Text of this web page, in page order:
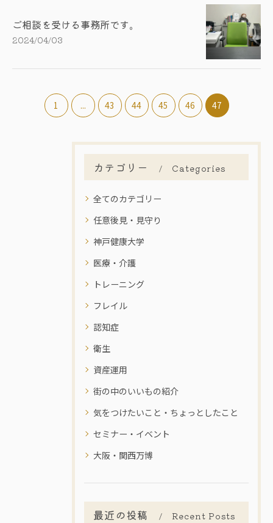
ご相談を受ける事務所です。
2024/04/03
1 ... 43 44 45 46 47
カテゴリー Categories
全てのカテゴリー
任意後見・見守り
神戸健康大学
医療・介護
トレーニング
フレイル
認知症
衛生
資産運用
街の中のいいもの紹介
気をつけたいこと・ちょっとしたこと
セミナー・イベント
大阪・関西万博
最近の投稿 Recent Posts